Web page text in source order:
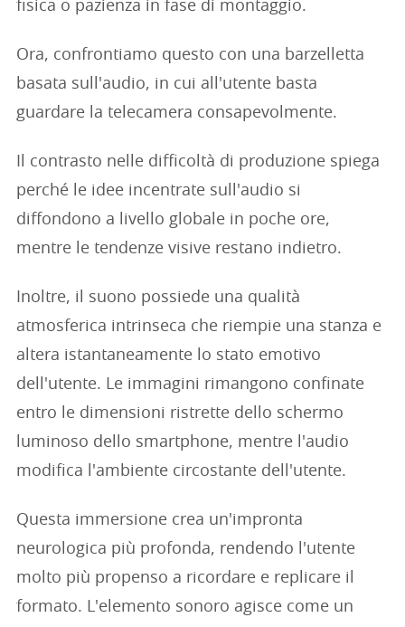
fisica o pazienza in fase di montaggio.
Ora, confrontiamo questo con una barzelletta
basata sull'audio, in cui all'utente basta
guardare la telecamera consapevolmente.
Il contrasto nelle difficoltà di produzione spiega
perché le idee incentrate sull'audio si
diffondono a livello globale in poche ore,
mentre le tendenze visive restano indietro.
Inoltre, il suono possiede una qualità
atmosferica intrinseca che riempie una stanza e
altera istantaneamente lo stato emotivo
dell'utente. Le immagini rimangono confinate
entro le dimensioni ristrette dello schermo
luminoso dello smartphone, mentre l'audio
modifica l'ambiente circostante dell'utente.
Questa immersione crea un'impronta
neurologica più profonda, rendendo l'utente
molto più propenso a ricordare e replicare il
formato. L'elemento sonoro agisce come un